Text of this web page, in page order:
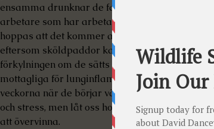
ensamma drunknar de faktiskt. Jag kan inte
arbetare som har arbetat natt och dag för att
hoppas att det kommer att bidra till deras
eftersom sköldpaddor kan sakta ner sin
förkylningen om de sätts i säkerhet. Faran är
mottagliga för lunginflammation som många
veckorna när de börjar värmas upp. Många
och stress, men låt oss hoppas att det bara
att övervinna.